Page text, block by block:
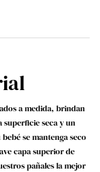
a medida, brindan
seca y un
se mantenga seco
capa superior de
pañales la mejor